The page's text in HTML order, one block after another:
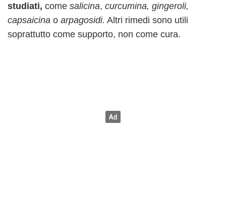
studiati, come salicina, curcumina, gingeroli,
capsaicina o arpagosidi. Altri rimedi sono utili
soprattutto come supporto, non come cura.